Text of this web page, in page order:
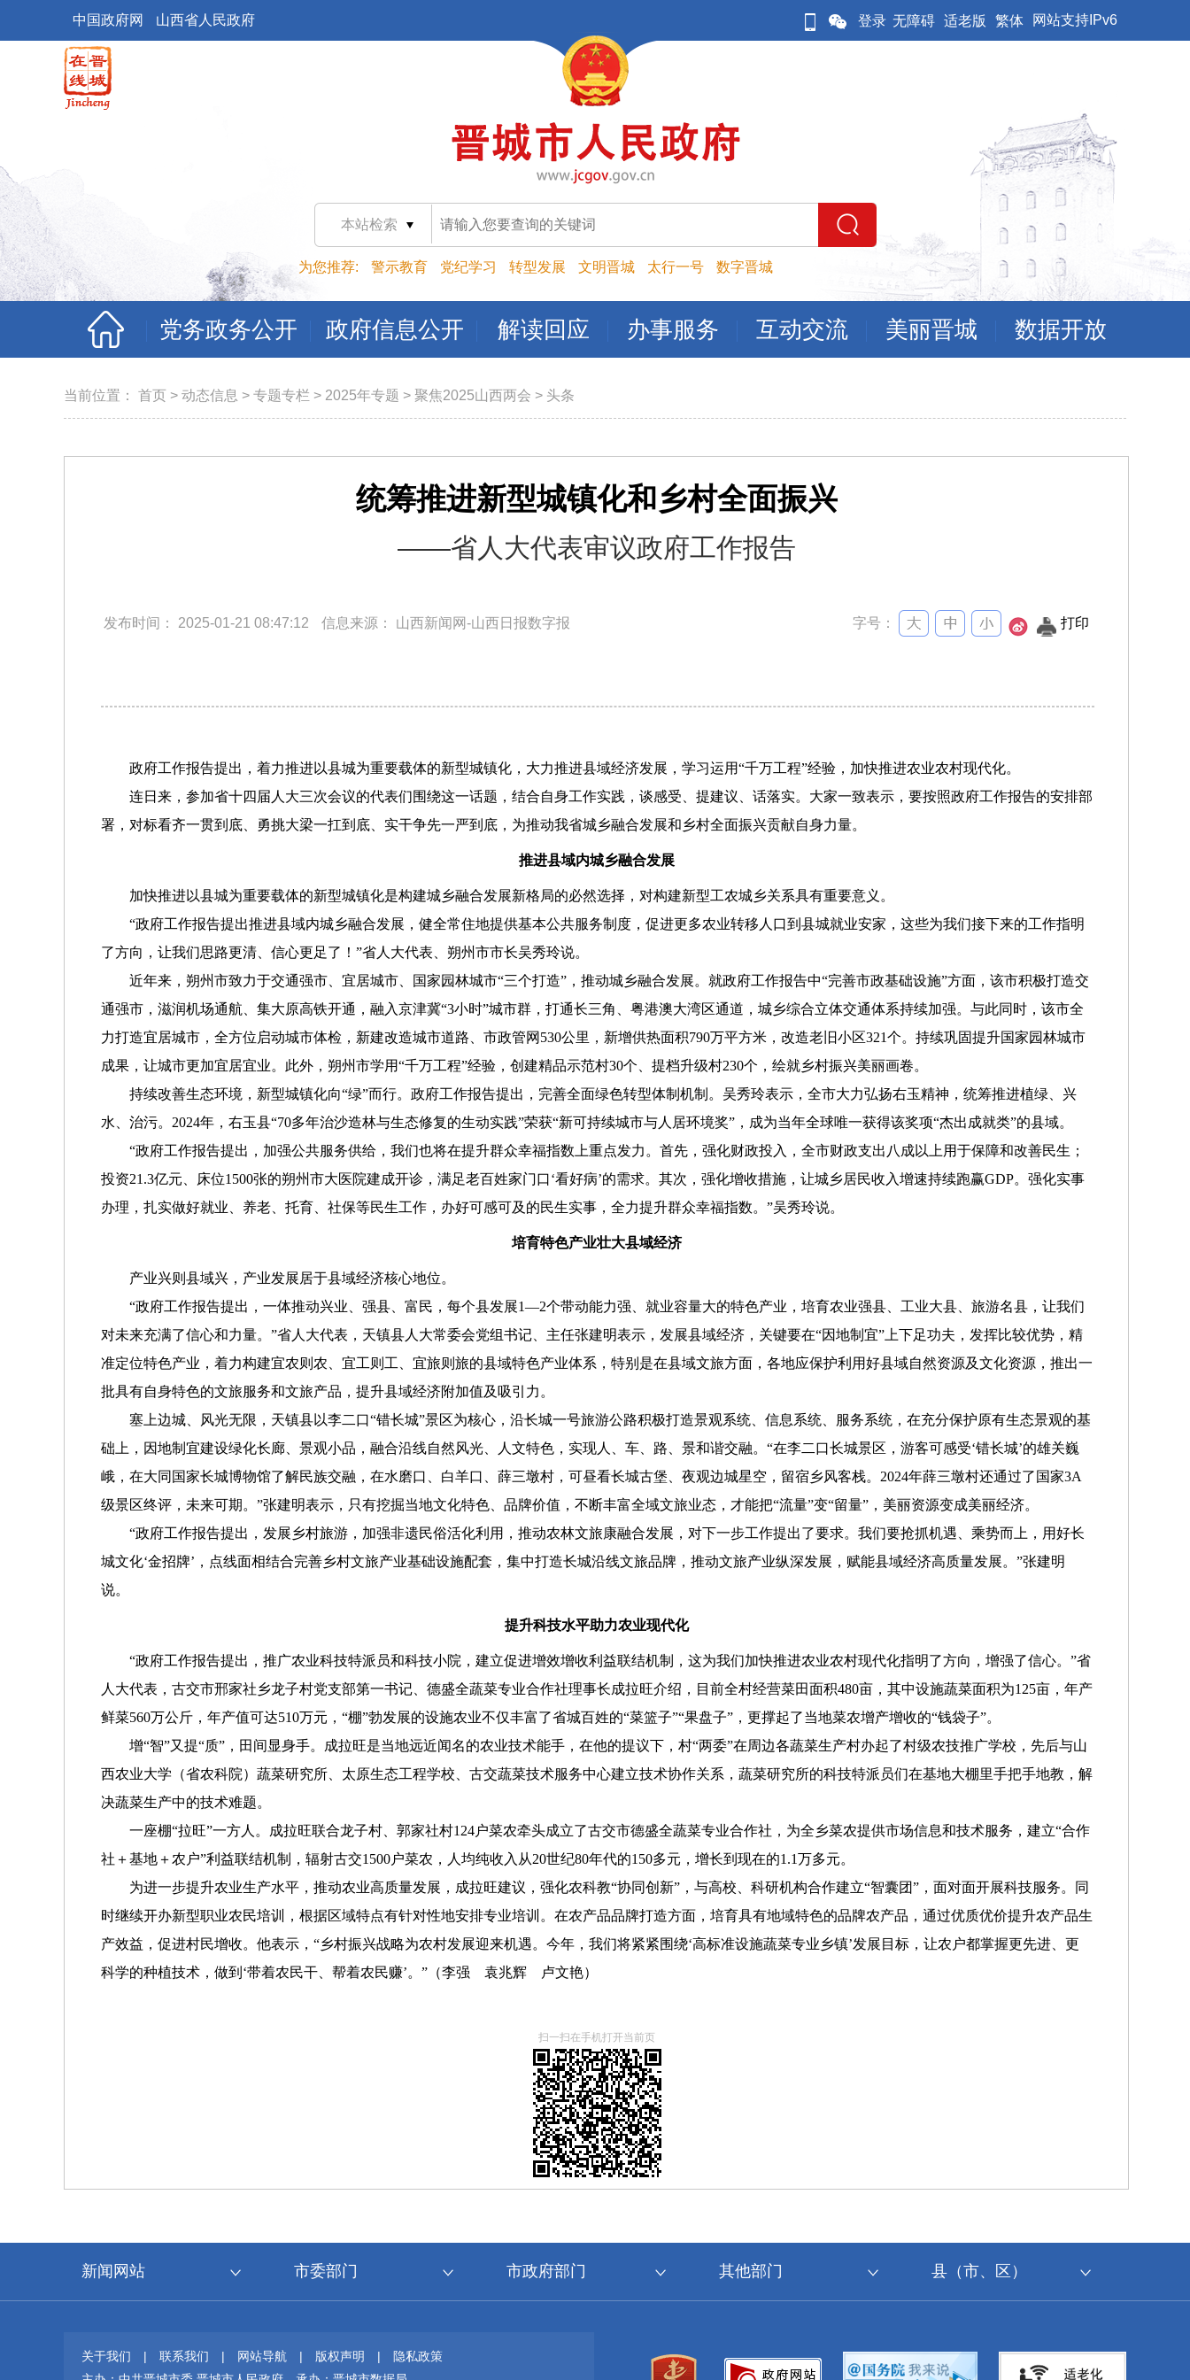
中国政府网 山西省人民政府 登录 无障碍 适老版 繁体 网站支持IPv6
本站检索
为您推荐: 警示教育 党纪学习 转型发展 文明晋城 太行一号 数字晋城
党务政务公开 政府信息公开 解读回应 办事服务 互动交流 美丽晋城 数据开放
当前位置： 首页 > 动态信息 > 专题专栏 > 2025年专题 > 聚焦2025山西两会 > 头条
统筹推进新型城镇化和乡村全面振兴
——省人大代表审议政府工作报告
发布时间： 2025-01-21 08:47:12 信息来源： 山西新闻网-山西日报数字报 字号： 打印
政府工作报告提出，着力推进以县城为重要载体的新型城镇化，大力推进县域经济发展，学习运用“千万工程”经验，加快推进农业农村现代化。
连日来，参加省十四届人大三次会议的代表们围绕这一话题，结合自身工作实践，谈感受、提建议、话落实。大家一致表示，要按照政府工作报告的安排部
署，对标看齐一贯到底、勇挑大梁一扛到底、实干争先一严到底，为推动我省城乡融合发展和乡村全面振兴贡献自身力量。
推进县域内城乡融合发展
加快推进以县城为重要载体的新型城镇化是构建城乡融合发展新格局的必然选择，对构建新型工农城乡关系具有重要意义。
“政府工作报告提出推进县域内城乡融合发展，健全常住地提供基本公共服务制度，促进更多农业转移人口到县城就业安家，这些为我们接下来的工作指明
了方向，让我们思路更清、信心更足了！”省人大代表、朔州市市长吴秀玲说。
近年来，朔州市致力于交通强市、宜居城市、国家园林城市“三个打造”，推动城乡融合发展。就政府工作报告中“完善市政基础设施”方面，该市积极打造交
通强市，滋润机场通航、集大原高铁开通，融入京津冀“3小时”城市群，打通长三角、粤港澳大湾区通道，城乡综合立体交通体系持续加强。与此同时，该市全
力打造宜居城市，全方位启动城市体检，新建改造城市道路、市政管网530公里，新增供热面积790万平方米，改造老旧小区321个。持续巩固提升国家园林城市
成果，让城市更加宜居宜业。此外，朔州市学用“千万工程”经验，创建精品示范村30个、提档升级村230个，绘就乡村振兴美丽画卷。
持续改善生态环境，新型城镇化向“绿”而行。政府工作报告提出，完善全面绿色转型体制机制。吴秀玲表示，全市大力弘扬右玉精神，统筹推进植绿、兴
水、治污。2024年，右玉县“70多年治沙造林与生态修复的生动实践”荣获“新可持续城市与人居环境奖”，成为当年全球唯一获得该奖项“杰出成就类”的县域。
“政府工作报告提出，加强公共服务供给，我们也将在提升群众幸福指数上重点发力。首先，强化财政投入，全市财政支出八成以上用于保障和改善民生；
投资21.3亿元、床位1500张的朔州市大医院建成开诊，满足老百姓家门口‘看好病’的需求。其次，强化增收措施，让城乡居民收入增速持续跑赢GDP。强化实事
办理，扎实做好就业、养老、托育、社保等民生工作，办好可感可及的民生实事，全力提升群众幸福指数。”吴秀玲说。
培育特色产业壮大县域经济
产业兴则县域兴，产业发展居于县域经济核心地位。
“政府工作报告提出，一体推动兴业、强县、富民，每个县发展1—2个带动能力强、就业容量大的特色产业，培育农业强县、工业大县、旅游名县，让我们
对未来充满了信心和力量。”省人大代表，天镇县人大常委会党组书记、主任张建明表示，发展县域经济，关键要在“因地制宜”上下足功夫，发挥比较优势，精
准定位特色产业，着力构建宜农则农、宜工则工、宜旅则旅的县域特色产业体系，特别是在县域文旅方面，各地应保护利用好县域自然资源及文化资源，推出一
批具有自身特色的文旅服务和文旅产品，提升县域经济附加值及吸引力。
塞上边城、风光无限，天镇县以李二口“错长城”景区为核心，沿长城一号旅游公路积极打造景观系统、信息系统、服务系统，在充分保护原有生态景观的基
础上，因地制宜建设绿化长廊、景观小品，融合沿线自然风光、人文特色，实现人、车、路、景和谐交融。“在李二口长城景区，游客可感受‘错长城’的雄关巍
峨，在大同国家长城博物馆了解民族交融，在水磨口、白羊口、薛三墩村，可昼看长城古堡、夜观边城星空，留宿乡风客栈。2024年薛三墩村还通过了国家3A
级景区终评，未来可期。”张建明表示，只有挖掘当地文化特色、品牌价值，不断丰富全域文旅业态，才能把“流量”变“留量”，美丽资源变成美丽经济。
“政府工作报告提出，发展乡村旅游，加强非遗民俗活化利用，推动农林文旅康融合发展，对下一步工作提出了要求。我们要抢抓机遇、乘势而上，用好长
城文化‘金招牌’，点线面相结合完善乡村文旅产业基础设施配套，集中打造长城沿线文旅品牌，推动文旅产业纵深发展，赋能县域经济高质量发展。”张建明
说。
提升科技水平助力农业现代化
“政府工作报告提出，推广农业科技特派员和科技小院，建立促进增效增收利益联结机制，这为我们加快推进农业农村现代化指明了方向，增强了信心。”省
人大代表，古交市邢家社乡龙子村党支部第一书记、德盛全蔬菜专业合作社理事长成拉旺介绍，目前全村经营菜田面积480亩，其中设施蔬菜面积为125亩，年产
鲜菜560万公斤，年产值可达510万元，“棚”勃发展的设施农业不仅丰富了省城百姓的“菜篮子”“果盘子”，更撑起了当地菜农增产增收的“钱袋子”。
增“智”又提“质”，田间显身手。成拉旺是当地远近闻名的农业技术能手，在他的提议下，村“两委”在周边各蔬菜生产村办起了村级农技推广学校，先后与山
西农业大学（省农科院）蔬菜研究所、太原生态工程学校、古交蔬菜技术服务中心建立技术协作关系，蔬菜研究所的科技特派员们在基地大棚里手把手地教，解
决蔬菜生产中的技术难题。
一座棚“拉旺”一方人。成拉旺联合龙子村、郭家社村124户菜农牵头成立了古交市德盛全蔬菜专业合作社，为全乡菜农提供市场信息和技术服务，建立“合作
社＋基地＋农户”利益联结机制，辐射古交1500户菜农，人均纯收入从20世纪80年代的150多元，增长到现在的1.1万多元。
为进一步提升农业生产水平，推动农业高质量发展，成拉旺建议，强化农科教“协同创新”，与高校、科研机构合作建立“智囊团”，面对面开展科技服务。同
时继续开办新型职业农民培训，根据区域特点有针对性地安排专业培训。在农产品品牌打造方面，培育具有地域特色的品牌农产品，通过优质优价提升农产品生
产效益，促进村民增收。他表示，“乡村振兴战略为农村发展迎来机遇。今年，我们将紧紧围绕‘高标准设施蔬菜专业乡镇’发展目标，让农户都掌握更先进、更
科学的种植技术，做到‘带着农民干、帮着农民赚’。”（李强 袁兆辉 卢文艳）
扫一扫在手机打开当前页
新闻网站 市委部门 市政府部门 其他部门 县（市、区）
关于我们 | 联系我们 | 网站导航 | 版权声明 |
隐私政策